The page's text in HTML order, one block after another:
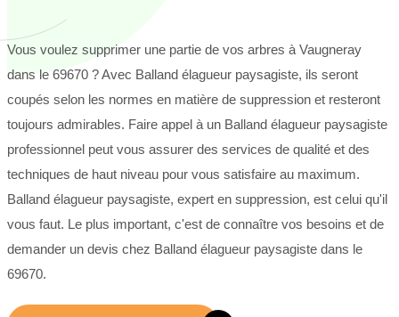
Vous voulez supprimer une partie de vos arbres à Vaugneray
dans le 69670 ? Avec Balland élagueur paysagiste, ils seront
coupés selon les normes en matière de suppression et resteront
toujours admirables. Faire appel à un Balland élagueur paysagiste
professionnel peut vous assurer des services de qualité et des
techniques de haut niveau pour vous satisfaire au maximum.
Balland élagueur paysagiste, expert en suppression, est celui qu'il
vous faut. Le plus important, c'est de connaître vos besoins et de
demander un devis chez Balland élagueur paysagiste dans le
69670.